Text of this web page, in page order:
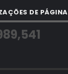
DE PÁGINA